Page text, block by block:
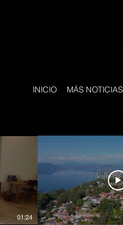
INICIO MÁS NOTICIAS
01:24